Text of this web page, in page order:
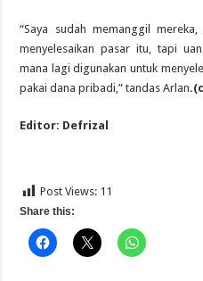
“Saya sudah memanggil
menyelesaikan pasar itu, tapi
mana lagi digunakan untuk
pakai dana pribadi,” tandas Arlan
Editor: Defrizal
Post Views: 11
Share this: